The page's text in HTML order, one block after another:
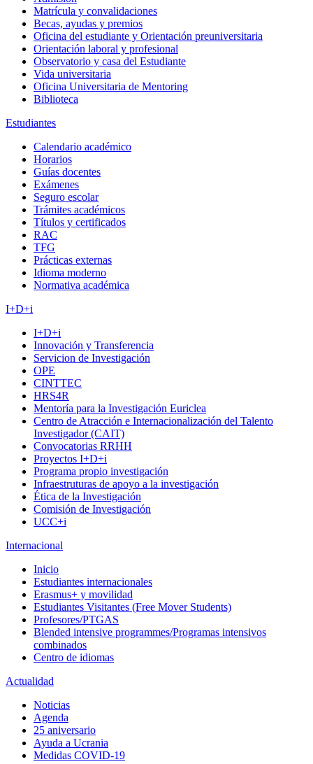
Matrícula y convalidaciones
Becas, ayudas y premios
Oficina del estudiante y Orientación preuniversitaria
Orientación laboral y profesional
Observatorio y casa del Estudiante
Vida universitaria
Oficina Universitaria de Mentoring
Biblioteca
Estudiantes
Calendario académico
Horarios
Guías docentes
Exámenes
Seguro escolar
Trámites académicos
Títulos y certificados
RAC
TFG
Prácticas externas
Idioma moderno
Normativa académica
I+D+i
I+D+i
Innovación y Transferencia
Servicion de Investigación
OPE
CINTTEC
HRS4R
Mentoría para la Investigación Euriclea
Centro de Atracción e Internacionalización del Talento
Investigador (CAIT)
Convocatorias RRHH
Proyectos I+D+i
Programa propio investigación
Infraestruturas de apoyo a la investigación
Ética de la Investigación
Comisión de Investigación
UCC+i
Internacional
Inicio
Estudiantes internacionales
Erasmus+ y movilidad
Estudiantes Visitantes (Free Mover Students)
Profesores/PTGAS
Blended intensive programmes/Programas intensivos
combinados
Centro de idiomas
Actualidad
Noticias
Agenda
25 aniversario
Ayuda a Ucrania
Medidas COVID-19